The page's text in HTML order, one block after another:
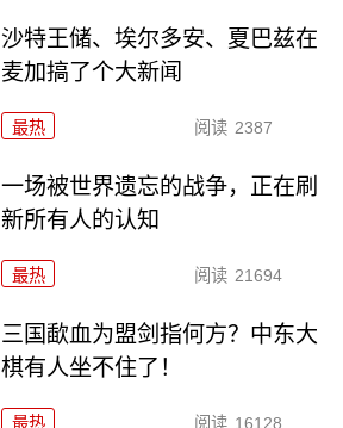
沙特王储、埃尔多安、夏巴兹在
麦加搞了个大新闻
最热 阅读 2387
一场被世界遗忘的战争，正在刷
新所有人的认知
最热 阅读 21694
三国歃血为盟剑指何方？中东大
棋有人坐不住了！
最热 阅读 16128